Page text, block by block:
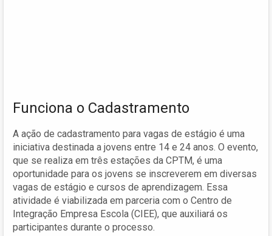
Funciona o Cadastramento
A ação de cadastramento para vagas de estágio é uma
iniciativa destinada a jovens entre 14 e 24 anos. O evento,
que se realiza em três estações da CPTM, é uma
oportunidade para os jovens se inscreverem em diversas
vagas de estágio e cursos de aprendizagem. Essa
atividade é viabilizada em parceria com o Centro de
Integração Empresa Escola (CIEE), que auxiliará os
participantes durante o processo.